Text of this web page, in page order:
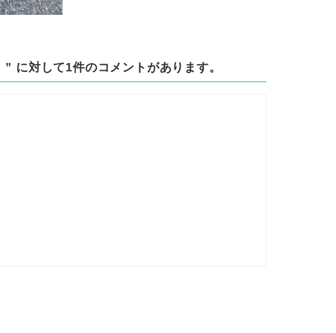
” に対して1件のコメントがあります。